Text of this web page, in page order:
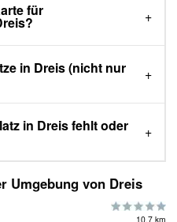
für
in Dreis (nicht nur
in Dreis fehlt oder
Umgebung von Dreis
10.7 km